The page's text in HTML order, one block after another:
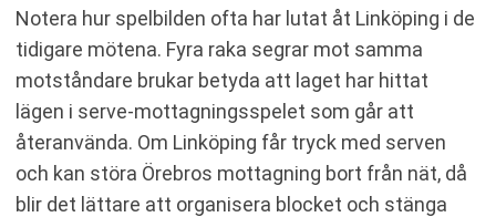
Notera hur spelbilden ofta har lutat åt Linköping i de
tidigare mötena. Fyra raka segrar mot samma
motståndare brukar betyda att laget har hittat
lägen i serve-mottagningsspelet som går att
återanvända. Om Linköping får tryck med serven
och kan störa Örebros mottagning bort från nät, då
blir det lättare att organisera blocket och stänga